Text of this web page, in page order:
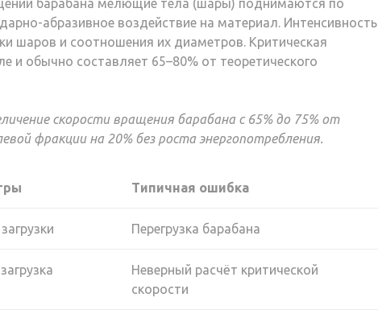
барабана мелющие тела (шары) поднимаются по
абразивное воздействие на материал. Интенсивность
шаров и соотношения их диаметров. Критическая
и обычно составляет 65–80% от теоретического
скорости вращения барабана с 65% до 75% от
фракции на 20% без роста энергопотребления.
Типичная ошибка
Перегрузка барабана
Неверный расчёт критической
скорости